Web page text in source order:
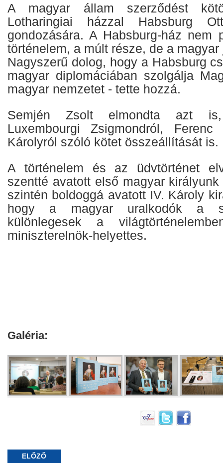
A magyar állam szerződést
Lotharingiai házzal Habsburg
gondozására. A Habsburg-ház nem
történelem, a múlt része, de a
Nagyszerű dolog, hogy a Habsburg
magyar diplomáciában szolgálja
magyar nemzetet - tette hozzá.
Semjén Zsolt elmondta azt
Luxembourgi Zsigmondról,
Károlyról szóló kötet összeállítását is.
A történelem és az üdvtörténet
szentté avatott első magyar
szintén boldoggá avatott IV. Károly
hogy a magyar uralkodók a
különlegesek a
miniszterelnök-helyettes.
Galéria:
ELŐZŐ